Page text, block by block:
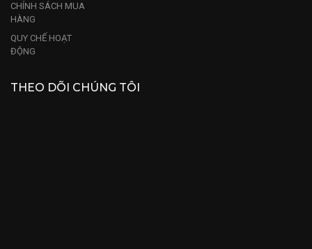
CHÍNH SÁCH MUA
HÀNG
QUY CHẾ HOẠT
ĐỘNG
THEO DÕI CHÚNG TÔI